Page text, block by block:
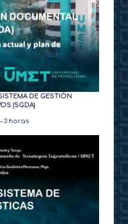
DE GESTIÓN
(SGDA)
3 horas